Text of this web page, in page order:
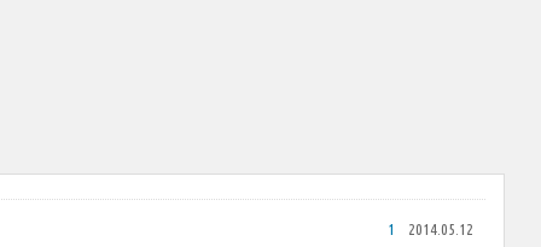
2014.05.12
1